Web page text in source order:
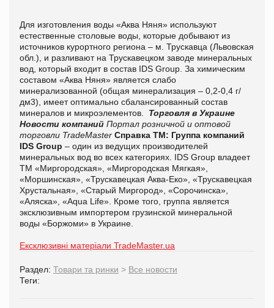
Для изготовления воды «Аква Няня» используют
естественные столовые воды, которые добывают из
источников курортного региона – м. Трускавца (Львовская
обл.), и разливают на Трускавецком заводе минеральных
вод, который входит в состав IDS Group. За химическим
составом «Аква Няня» является слабо
минерализованной (общая минерализация – 0,2-0,4 г/
дм3), имеет оптимально сбалансированный состав
минералов и микроэлементов. Торговля в Украине
Новости компаний Портал розничной и оптовой
торговли TradeMaster Справка ТМ: Группа компаний
IDS Group – один из ведущих производителей
минеральных вод во всех категориях. IDS Group владеет
ТМ «Миргородская», «Миргородская Мягкая»,
«Моршинская», «Трускавецкая Аква-Еко», «Трускавецкая
Хрустальная», «Старый Миргород», «Сорочинска»,
«Аляска», «Aqua Life». Кроме того, группа является
эксклюзивным импортером грузинской минеральной
воды «Боржоми» в Украине.
Ексклюзивні матеріали TradeMaster.ua
Раздел: Товари та ринки > Все новости
Теги: